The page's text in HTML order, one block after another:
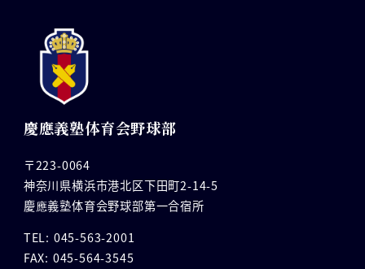
慶應義塾体育会野球部
〒223-0064
神奈川県横浜市港北区下田町2-14-5
慶應義塾体育会野球部第一合宿所
TEL: 045-563-2001
FAX: 045-564-3545